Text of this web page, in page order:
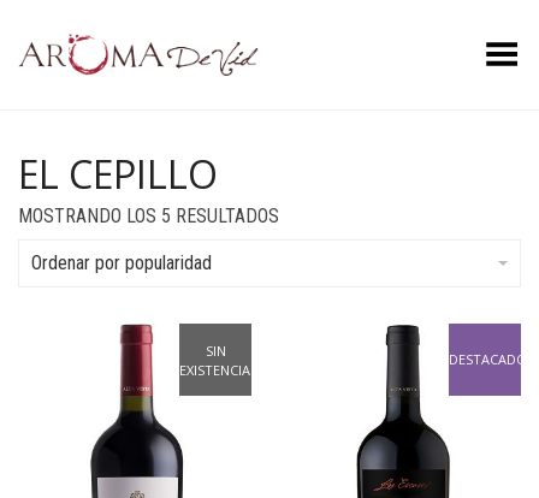
Menú
EL CEPILLO
MOSTRANDO LOS 5 RESULTADOS
Ordenar por popularidad
SIN
EXISTENCIAS
DESTACADO